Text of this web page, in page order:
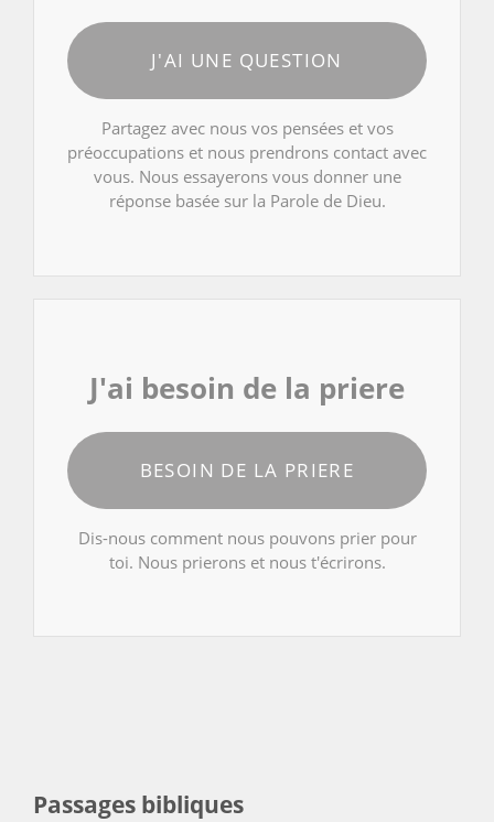
J'AI UNE QUESTION
Partagez avec nous vos pensées et vos
préoccupations et nous prendrons contact avec
vous. Nous essayerons vous donner une
réponse basée sur la Parole de Dieu.
J'ai besoin de la priere
BESOIN DE LA PRIERE
Dis-nous comment nous pouvons prier pour
toi. Nous prierons et nous t'écrirons.
Passages bibliques